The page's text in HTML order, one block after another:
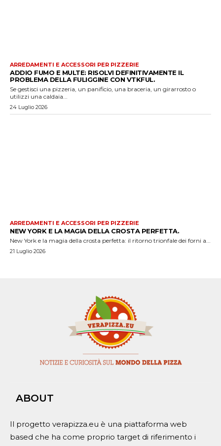
ARREDAMENTI E ACCESSORI PER PIZZERIE
ADDIO FUMO E MULTE: RISOLVI DEFINITIVAMENTE IL
PROBLEMA DELLA FULIGGINE CON VTKFUL.
Se gestisci una pizzeria, un panificio, una braceria, un girarrosto o
utilizzi una caldaia...
24 Luglio 2026
ARREDAMENTI E ACCESSORI PER PIZZERIE
NEW YORK E LA MAGIA DELLA CROSTA PERFETTA.
New York e la magia della crosta perfetta: il ritorno trionfale dei forni a...
21 Luglio 2026
ABOUT
Il progetto verapizza.eu è una piattaforma web
based che ha come proprio target di riferimento i